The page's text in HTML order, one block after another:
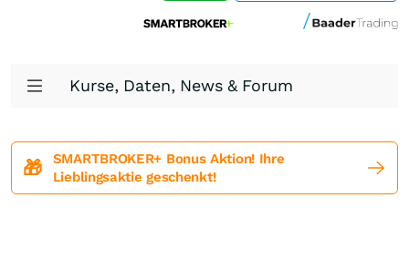
Kurse, Daten, News & Forum
🎁
SMARTBROKER+ Bonus Aktion! Ihre
Lieblingsaktie geschenkt!